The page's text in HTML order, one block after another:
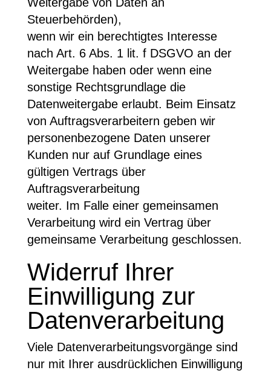
Steuerbehörden),
wenn wir ein berechtigtes Interesse
nach Art. 6 Abs. 1 lit. f DSGVO an der
Weitergabe haben oder wenn eine
sonstige Rechtsgrundlage die
Datenweitergabe erlaubt. Beim Einsatz
von Auftragsverarbeitern geben wir
personenbezogene Daten unserer
Kunden nur auf Grundlage eines
gültigen Vertrags über
Auftragsverarbeitung
weiter. Im Falle einer gemeinsamen
Verarbeitung wird ein Vertrag über
gemeinsame Verarbeitung geschlossen.
Widerruf Ihrer
Einwilligung zur
Datenverarbeitung
Viele Datenverarbeitungsvorgänge sind
nur mit Ihrer ausdrücklichen Einwilligung